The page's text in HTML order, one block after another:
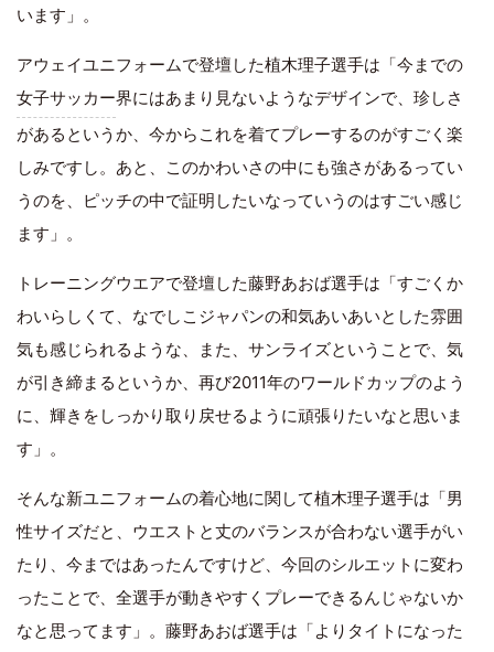
います」。
アウェイユニフォームで登壇した植木理子選手は「今までの
女子サッカー界にはあまり見ないようなデザインで、珍しさ
があるというか、今からこれを着てプレーするのがすごく楽
しみですし。あと、このかわいさの中にも強さがあるってい
うのを、ピッチの中で証明したいなっていうのはすごい感じ
ます」。
トレーニングウエアで登壇した藤野あおば選手は「すごくか
わいらしくて、なでしこジャパンの和気あいあいとした雰囲
気も感じられるような、また、サンライズということで、気
が引き締まるというか、再び2011年のワールドカップのよう
に、輝きをしっかり取り戻せるように頑張りたいなと思いま
す」。
そんな新ユニフォームの着心地に関して植木理子選手は「男
性サイズだと、ウエストと丈のバランスが合わない選手がい
たり、今まではあったんですけど、今回のシルエットに変わ
ったことで、全選手が動きやすくプレーできるんじゃないか
なと思ってます」。藤野あおば選手は「よりタイトになった